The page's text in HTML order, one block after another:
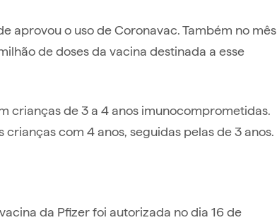
aprovou o uso de Coronavac. Também no mês
de doses da vacina destinada a esse
crianças de 3 a 4 anos imunocomprometidas.
com 4 anos, seguidas pelas de 3 anos.
da Pfizer foi autorizada no dia 16 de